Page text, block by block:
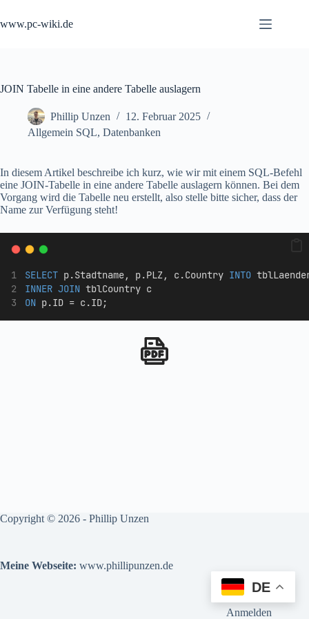
springen
www.pc-wiki.de
JOIN Tabelle in eine andere Tabelle auslagern
Phillip Unzen
12. Februar 2025
Allgemein SQL, Datenbanken
In diesem Artikel beschreibe ich kurz, wie wir mit einem SQL-Befehl
eine JOIN-Tabelle in eine andere Tabelle auslagern können. Bei dem
Vorgang wird die Tabelle neu erstellt, also stelle bitte sicher, dass der
Name zur Verfügung steht!
SELECT p.Stadtname, p.PLZ, c.Country INTO
INNER JOIN tblCountry c
ON p.ID = c.ID;
Copyright © 2026 - Phillip Unzen
Meine Webseite: www.phillipunzen.de
Anmelden
DE